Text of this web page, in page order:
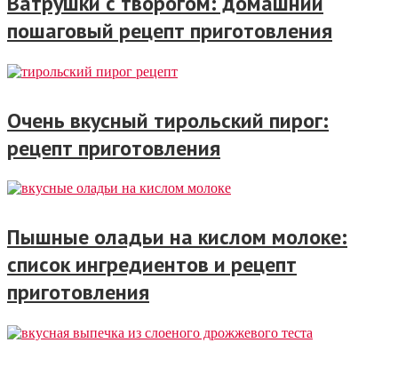
пошаговый рецепт приготовления
Очень вкусный тирольский пирог:
рецепт приготовления
Пышные оладьи на кислом молоке:
список ингредиентов и рецепт
приготовления